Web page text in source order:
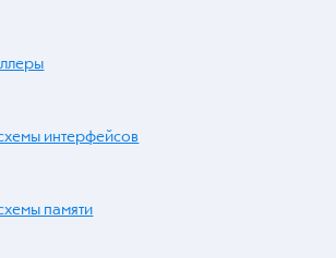
интерфейсов
памяти